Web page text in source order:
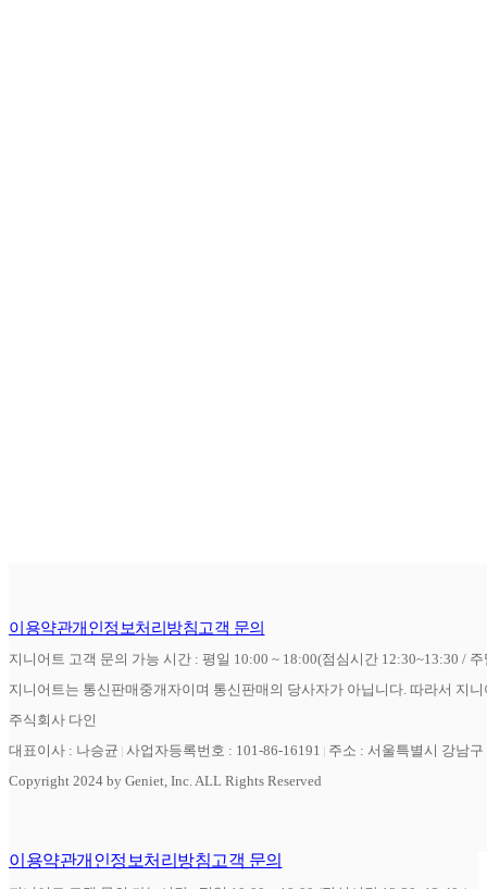
이용약관개인정보처리방침고객 문의
지니어트 고객 문의 가능 시간 : 평일 10:00 ~ 18:00(점심시간 12:30~13:30 /
지니어트는 통신판매중개자이며 통신판매의 당사자가 아닙니다. 따라서 지
주식회사 다인
대표이사 : 나승균 사업자등록번호 : 101-86-16191
주소 : 서울특별시 강남
Copyright 2024 by Geniet, Inc. ALL Rights Reserved
이용약관개인정보처리방침고객 문의